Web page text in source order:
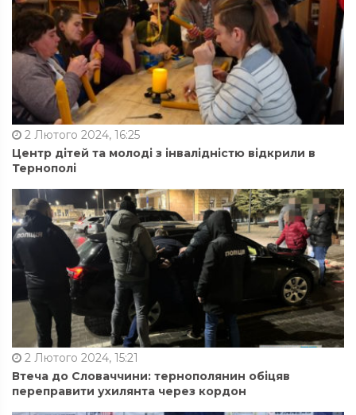
2 Лютого 2024, 16:25
Центр дітей та молоді з інвалідністю відкрили в
Тернополі
2 Лютого 2024, 15:21
Втеча до Словаччини: тернополянин обіцяв
переправити ухилянта через кордон